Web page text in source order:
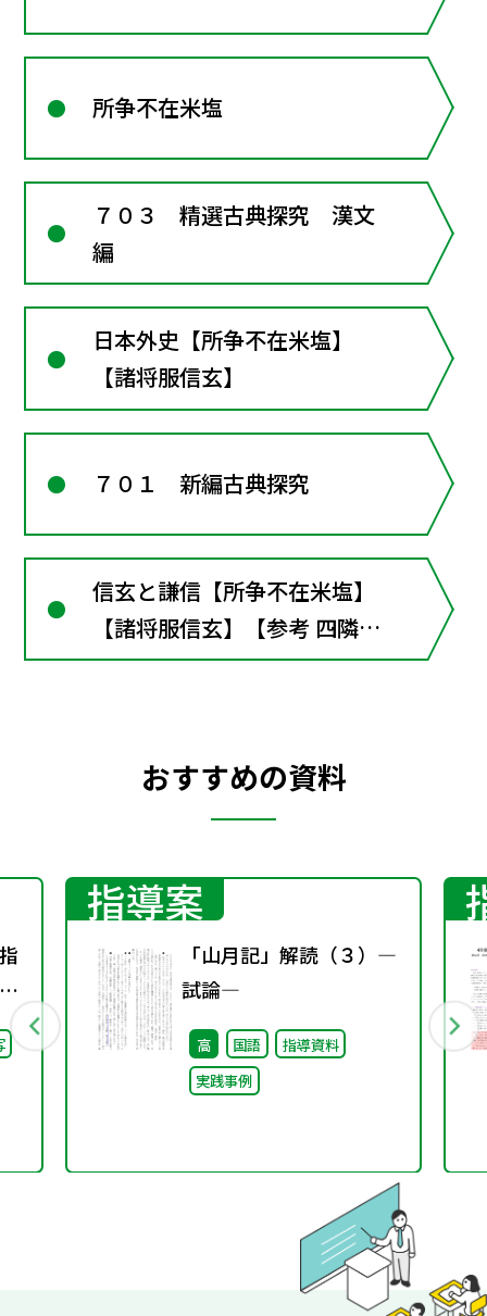
所争不在米塩
７０３ 精選古典探究 漢文
編
日本外史【所争不在米塩】
【諸将服信玄】
７０１ 新編古典探究
信玄と謙信【所争不在米塩】
【諸将服信玄】【参考 四隣頗
聞信玄死】
おすすめの資料
指導案
「山月記」解読（３）―
試論―
高 国語
指導資料
実践事例